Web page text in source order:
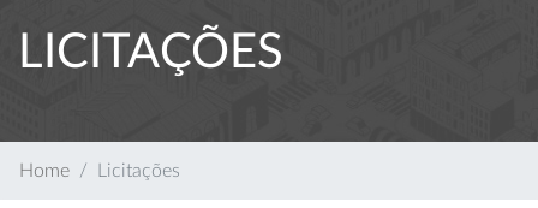
LICITAÇÕES
Home Licitações